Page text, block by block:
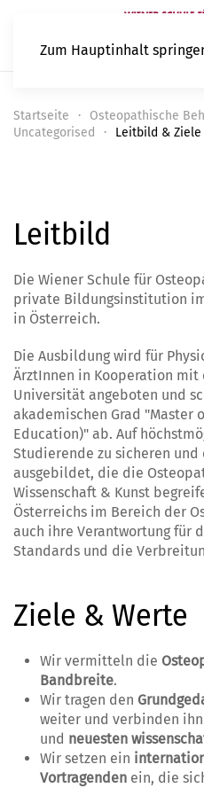
Zum Hauptinhalt
Startseite
Osteopathische
Uncategorised
Leitbild & Ziele
Leitbild
Die Wiener Schule für
private Bildungsinstitution
in Österreich.
Die Ausbildung wird für
ÄrztInnen in Kooperation
Universität angeboten und
akademischen Grad "Master
Education)" ab. Auf
Studierende zu sicheren
ausgebildet, die die
Wissenschaft & Kunst
Österreichs im Bereich der
auch ihre Verantwortung für
Standards und die
Ziele & Werte
Wir vermitteln die
Bandbreite.
Wir tragen den
weiter und verbinden
und neuesten
Wir setzen ein
Vortragenden ein, die